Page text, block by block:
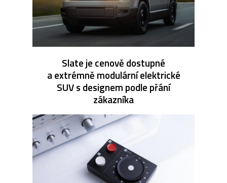
Slate je cenově dostupné
a extrémně modulární elektrické
SUV s designem podle přání
zákazníka